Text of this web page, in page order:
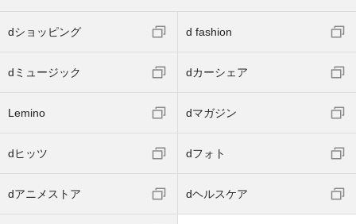
dショッピング d fashion
dミュージック dカーシェア
Lemino dマガジン
dヒッツ dフォト
dアニメストア dヘルスケア